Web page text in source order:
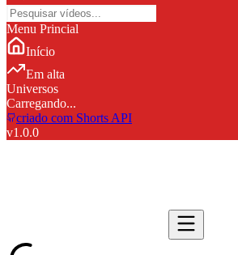
Menu Princial
Início
Em alta
Universos
Carregando...
criado com Shorts API
v1.0.0